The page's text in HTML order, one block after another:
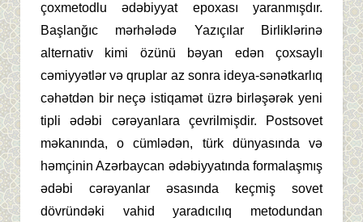
çoxmetodlu ədəbiyyat epoxası yaranmışdır.
Başlanğıc mərhələdə Yazıçılar Birliklərinə
alternativ kimi özünü bəyan edən çoxsaylı
cəmiyyətlər və qruplar az sonra ideya-sənətkarlıq
cəhətdən bir neçə istiqamət üzrə birləşərək yeni
tipli ədəbi cərəyanlara çevrilmişdir. Postsovet
məkanında, o cümlədən, türk dünyasında və
həmçinin Azərbaycan ədəbiyyatında formalaşmış
ədəbi cərəyanlar əsasında keçmiş sovet
dövründəki vahid yaradıcılıq metodundan